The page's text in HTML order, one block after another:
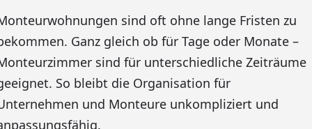
sind oft ohne lange Fristen zu
Ganz gleich ob für Tage oder Monate –
sind für unterschiedliche Zeiträume
So bleibt die Organisation für
und Monteure unkompliziert und